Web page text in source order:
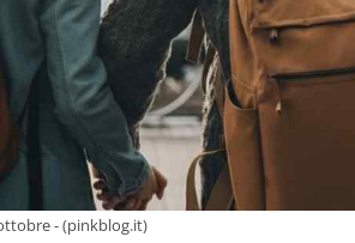
- (pinkblog.it)